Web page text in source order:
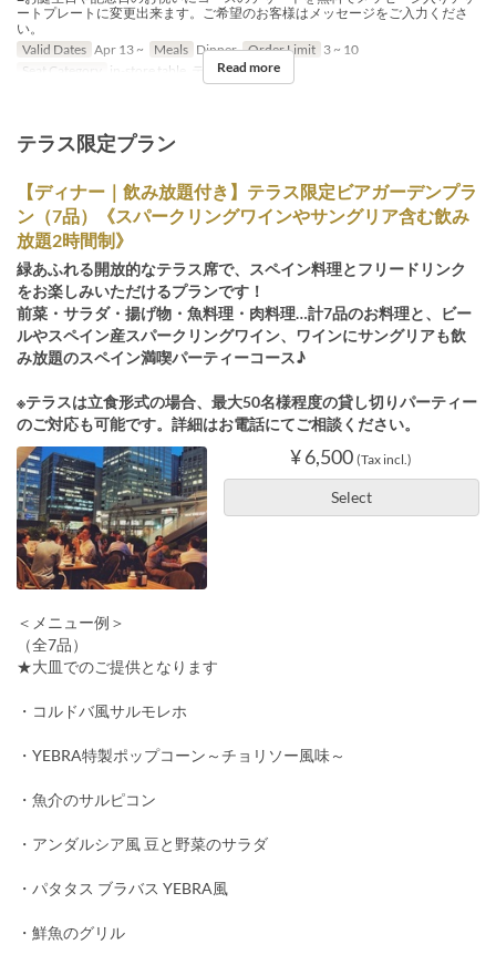
ートプレートに変更出来ます。ご希望のお客様はメッセージをご入力くださ
い。
Valid Dates Apr 13 ~ Meals Dinner Order Limit 3 ~ 10
Seat Category
in-store table, テラス（テント）
Read more
テラス限定プラン
【ディナー｜飲み放題付き】テラス限定ビアガーデンプラ
ン（7品）《スパークリングワインやサングリア含む飲み
放題2時間制》
緑あふれる開放的なテラス席で、スペイン料理とフリードリンク
をお楽しみいただけるプランです！
前菜・サラダ・揚げ物・魚料理・肉料理…計7品のお料理と、ビー
ルやスペイン産スパークリングワイン、ワインにサングリアも飲
み放題のスペイン満喫パーティーコース♪
※テラスは立食形式の場合、最大50名様程度の貸し切りパーティー
のご対応も可能です。詳細はお電話にてご相談ください。
¥ 6,500 (Tax incl.)
Select
＜メニュー例＞
（全7品）
★大皿でのご提供となります
・コルドバ風サルモレホ
・YEBRA特製ポップコーン～チョリソー風味～
・魚介のサルピコン
・アンダルシア風 豆と野菜のサラダ
・パタタス ブラバス YEBRA風
・鮮魚のグリル